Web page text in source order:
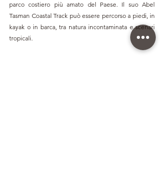
parco costiero più amato del Paese. Il suo Abel
Tasman Coastal Track può essere percorso a piedi, in
kayak o in barca, tra natura incontaminata e scenari
tropicali.